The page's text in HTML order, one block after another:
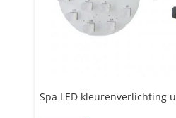
Spa LED kleurenverlichting